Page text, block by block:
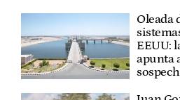
Oleada
EEUU:
apunta